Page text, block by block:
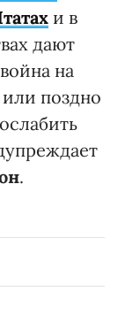
и в
дают
на
поздно
.